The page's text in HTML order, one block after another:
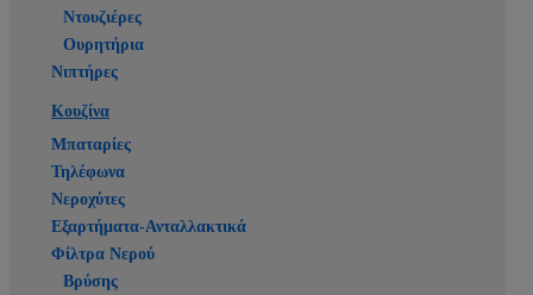
Ντουζιέρες
Ουρητήρια
Νιπτήρες
Κουζίνα
Μπαταρίες
Τηλέφωνα
Νεροχύτες
Εξαρτήματα-Ανταλλακτικά
Φίλτρα Νερού
Βρύσης